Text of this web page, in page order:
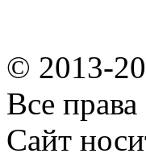
© 2013-
Все
Сайт